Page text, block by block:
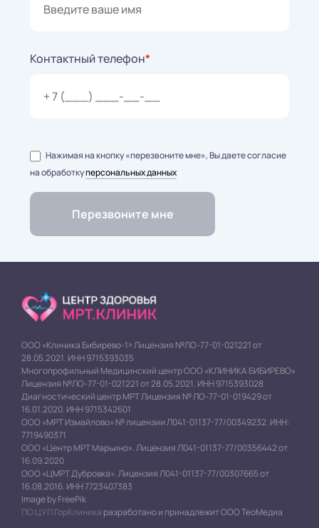
Контактный телефон*
Нажимая на кнопку «перезвоните мне», Вы даете согласие
на обработкуперсональных данных
ООО «Клиника Бибирево-1» Лицензия №ЛО-77-01-021221 от
28.05.2021. ИНН 9715393035
Многопрофильный Медицинский центр ООО «КЛИНИКА БИБИРЕВО»
Лицензия №ЛО-77-01-021221 от 28.05.2021. ИНН 9715393028
Диагностический центр МРТ Лицензия № ЛО-77-01-019429 от
16.01.2020. ИНН 9715342601
ООО «МРТ Измайлово» № лицензии Л041-01137-77/00349232. ИНН:
7719490371
ООО «Центр МРТ Марьино». Лицензия Л041-01137-77/00356442 от
16.09.2020
ООО «ЦМРТ Дубровка». Лицензия Л041-01137-77/00307665 от
16.08.2016. ИНН 7723407383
Image by FreePik
ПО ЦУП ГорКлиника разработано и принадлежит ООО ТеоМедиа